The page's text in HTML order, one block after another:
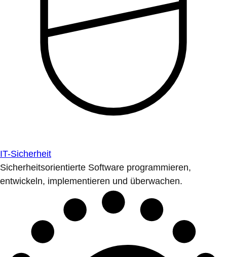
IT-Sicherheit
Sicherheitsorientierte Software programmieren,
entwickeln, implementieren und überwachen.